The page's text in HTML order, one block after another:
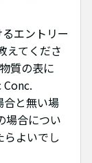
エントリー
えてくださ
質の表に
と無い場
場合につい
よいでし